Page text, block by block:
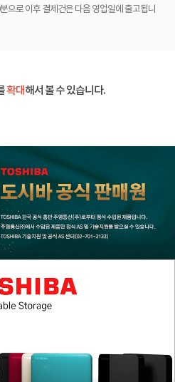
으로 이후 결제건은 다음 영업일에 출고됩니
확대해서 볼 수 있습니다.